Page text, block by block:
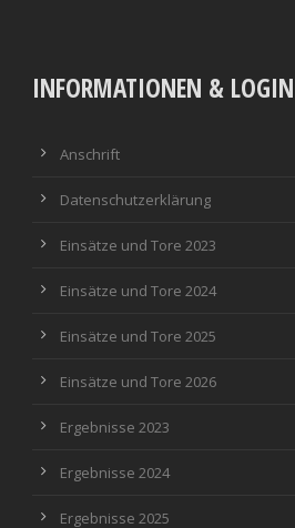
INFORMATIONEN & LOGIN
Anschrift
Datenschutzerklärung
Einsätze und Tore 2023
Einsätze und Tore 2024
Einsätze und Tore 2025
Einsätze und Tore 2026
Ergebnisse 2023
Ergebnisse 2024
Ergebnisse 2025